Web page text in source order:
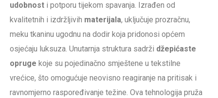
udobnost i potporu tijekom spavanja. Izrađen od
kvalitetnih i izdržljivih materijala, uključuje prozračnu,
meku tkaninu ugodnu na dodir koja pridonosi općem
osjećaju luksuza. Unutarnja struktura sadrži džepićaste
opruge koje su pojedinačno smještene u tekstilne
vrećice, što omogućuje neovisno reagiranje na pritisak i
ravnomjerno raspoređivanje težine. Ova tehnologija pruža